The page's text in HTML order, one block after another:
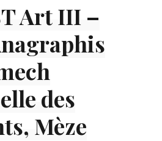
Art III –
des
Mèze